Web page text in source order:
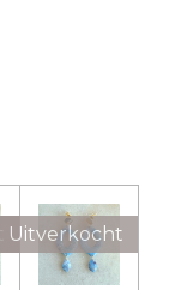
Uitverkocht